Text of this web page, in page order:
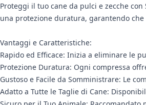
Proteggi il tuo cane da pulci e zecche
una protezione duratura, garantendo
Vantaggi e Caratteristiche:
Rapido ed Efficace: Inizia a eliminare le
Protezione Duratura: Ogni compressa
Gustoso e Facile da Somministrare: Le
Adatto a Tutte le Taglie di Cane: